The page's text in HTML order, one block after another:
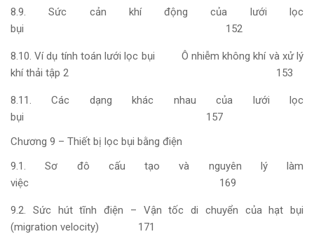
8.9. Sức cản khí động của lưới lọc
bụi 152
8.10. Ví dụ tính toán lưới lọc bụi Ô nhiễm không khí và xử lý
khí thải tập 2 153
8.11. Các dạng khác nhau của lưới lọc
bụi 157
Chương 9 – Thiết bị lọc bụi bằng điện
9.1. Sơ đô cấu tạo và nguyên lý làm
việc 169
9.2. Sức hút tĩnh điện – Vận tốc di chuyển của hạt bụi
(migration velocity) 171